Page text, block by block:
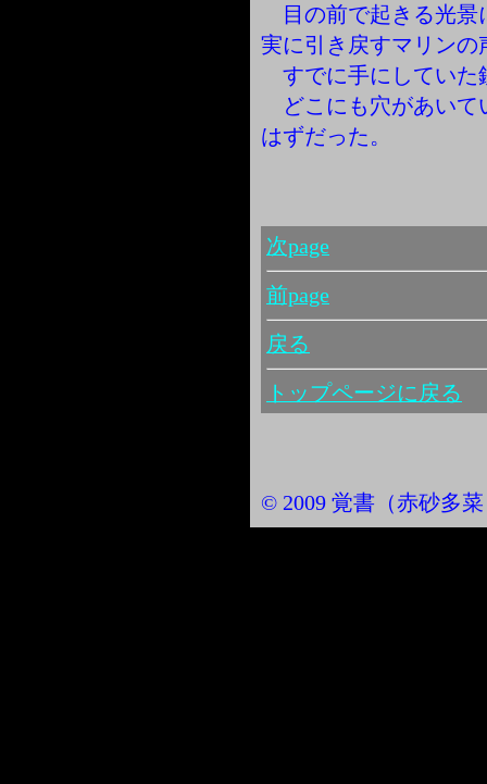
目の前で起きる光景
実に引き戻すマリンの
すでに手にしていた
どこにも穴があいて
はずだった。
次page
前page
戻る
トップページに戻る
© 2009 覚書（赤砂多